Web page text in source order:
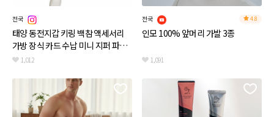
전국
태양 동전지갑 키링 백참 액세서리
가방 장식 카드 수납 미니 지퍼 파우
치 화이트
1,012
전국 4.8
인모 100% 앞머리 가발 3종
1,091